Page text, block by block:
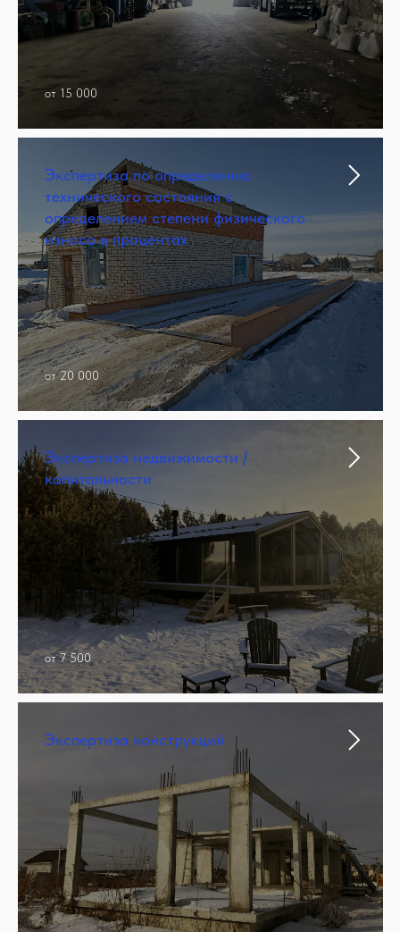
от 15 000
Экспертиза по определению
технического состояния с
определением степени физического
износа в процентах
от 20 000
Экспертиза недвижимости /
капитальности
от 7 500
Экспертиза конструкций